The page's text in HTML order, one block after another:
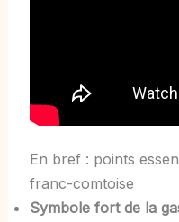
En bref : points
franc-comtoise
Symbole fort de la